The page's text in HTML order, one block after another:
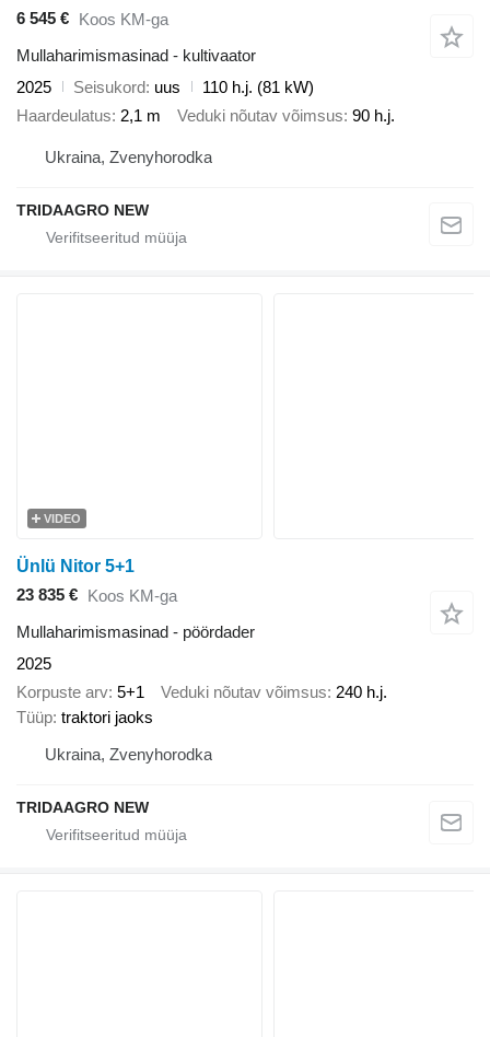
6 545 € Koos KM-ga
Mullaharimismasinad - kultivaator
2025
Seisukord uus
110 h.j. (81 kW)
Haardeulatus 2,1 m Veduki nõutav võimsus 90 h.j.
Ukraina, Zvenyhorodka
TRIDAAGRO NEW
VIDEO
Ünlü Nitor 5+1
23 835 € Koos KM-ga
Mullaharimismasinad - pöördader
2025
Korpuste arv 5+1 Veduki nõutav võimsus 240 h.j.
Tüüp traktori jaoks
Ukraina, Zvenyhorodka
TRIDAAGRO NEW